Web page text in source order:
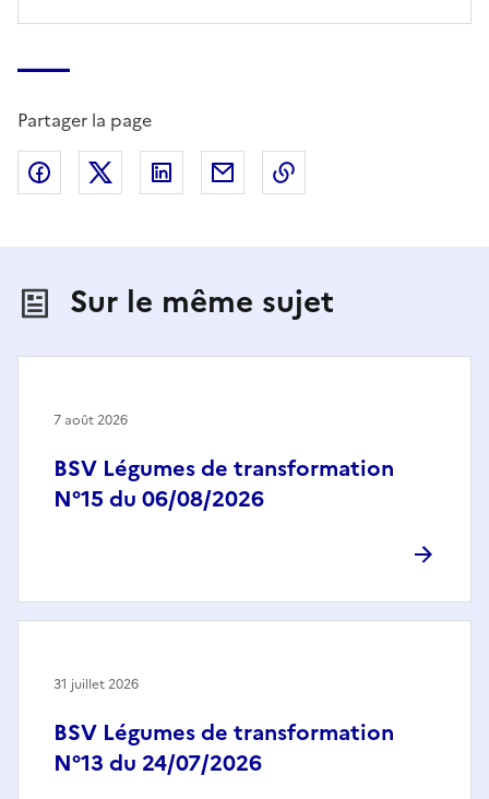
Partager la page
Partager sur Facebook
Partager sur X (anciennement Twitter)
Partager sur LinkedIn
Partager par email
Sur le même sujet
BSV Légumes de transformation
N°15 du 06/08/2026
7 août 2026
BSV Légumes de transformation
N°13 du 24/07/2026
31 juillet 2026